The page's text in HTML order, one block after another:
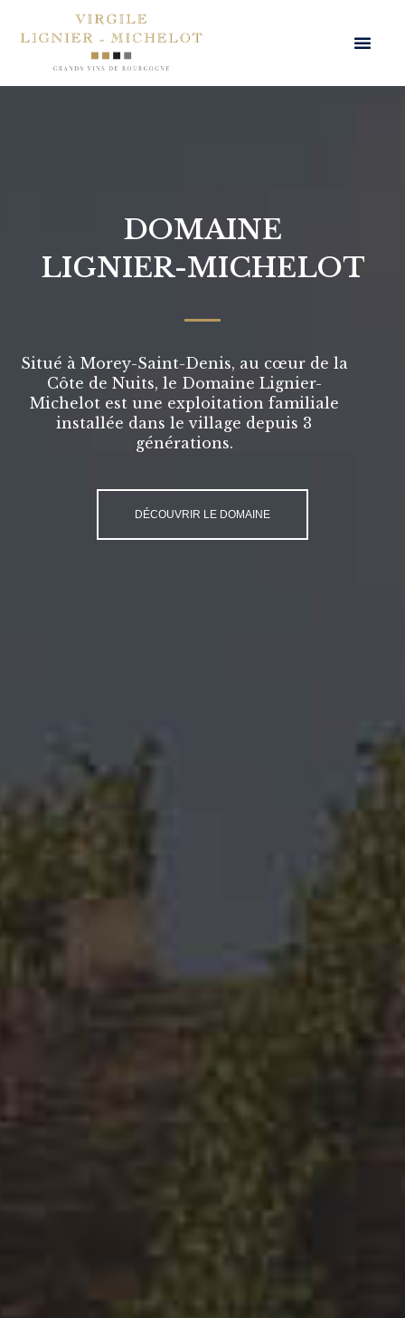
DOMAINE
LIGNIER-MICHELOT
Situé à Morey-Saint-Denis, au cœur de la
Côte de Nuits, le Domaine Lignier-
Michelot est une exploitation familiale
installée dans le village depuis 3
générations.
DÉCOUVRIR LE DOMAINE